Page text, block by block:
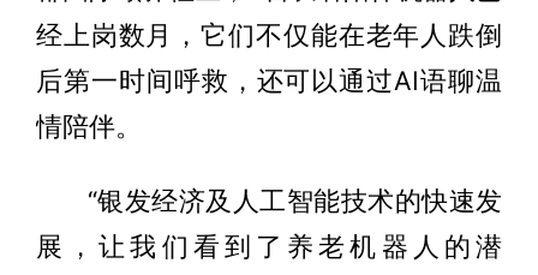
经上岗数月，它们不仅能在老年人跌倒
后第一时间呼救，还可以通过AI语聊温
情陪伴。
“银发经济及人工智能技术的快速发
展，让我们看到了养老机器人的潜